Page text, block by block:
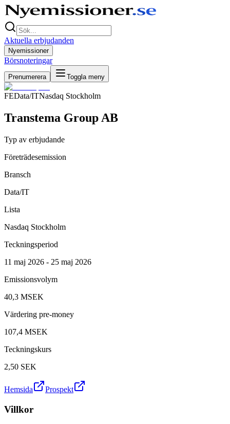
Aktuella erbjudanden
Nyemissioner
Börsnoteringar
Prenumerera Toggla meny
FEData/ITNasdaq Stockholm
Transtema Group AB
Typ av erbjudande
Företrädesemission
Bransch
Data/IT
Lista
Nasdaq Stockholm
Teckningsperiod
11 maj 2026 - 25 maj 2026
Emissionsvolym
40,3 MSEK
Värdering pre-money
107,4 MSEK
Teckningskurs
2,50 SEK
Hemsida Prospekt
Villkor